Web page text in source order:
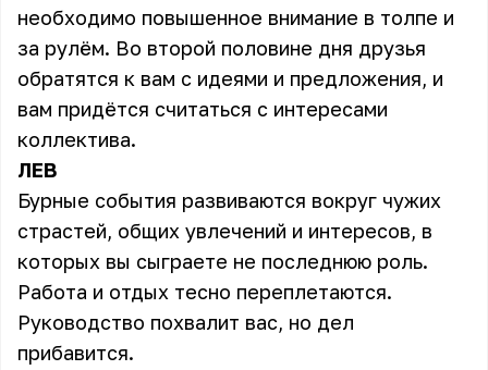
необходимо повышенное внимание в толпе и
за рулём. Во второй половине дня друзья
обратятся к вам с идеями и предложения, и
вам придётся считаться с интересами
коллектива.
ЛЕВ
Бурные события развиваются вокруг чужих
страстей, общих увлечений и интересов, в
которых вы сыграете не последнюю роль.
Работа и отдых тесно переплетаются.
Руководство похвалит вас, но дел
прибавится.